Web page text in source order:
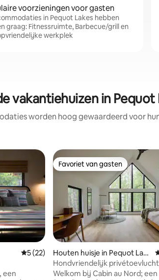
voorzieningen voor gasten
in Pequot Lakes hebben
graag: Fitnessruimte, Barbecue/grill en
werkplek
vakantiehuizen in Pequot
worden hoog gewaardeerd voor
recensies
Gemiddelde beoordeling van 5 uit 5, 22
5 (22)
een
Favoriet van gasten
Favoriet van gasten
Houten huisje in Pequot Lak
es
Hondvriendelijk
het noorden
Welkom bij Cabin au Nord; een